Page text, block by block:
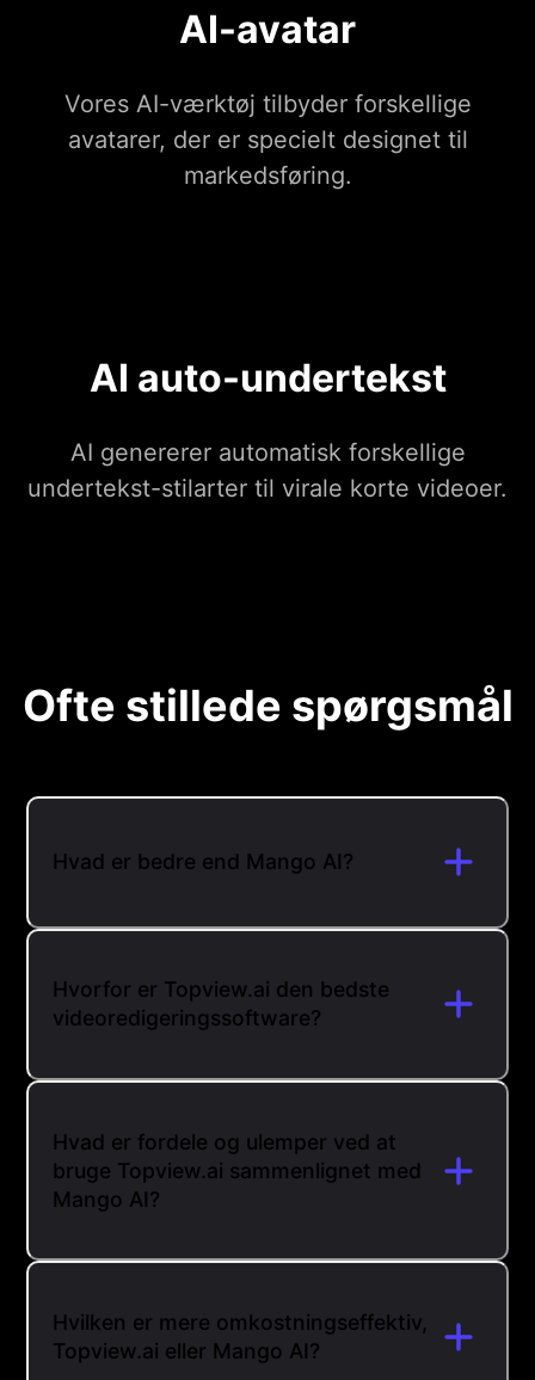
AI-avatar
Vores AI-værktøj tilbyder forskellige
avatarer, der er specielt designet til
markedsføring.
AI auto-undertekst
AI genererer automatisk forskellige
undertekst-stilarter til virale korte videoer.
Ofte stillede spørgsmål
Hvad er bedre end Mango AI?
Hvorfor er Topview.ai den bedste
videoredigeringssoftware?
Hvad er fordele og ulemper ved at
bruge Topview.ai sammenlignet med
Mango AI?
Hvilken er mere omkostningseffektiv,
Topview.ai eller Mango AI?